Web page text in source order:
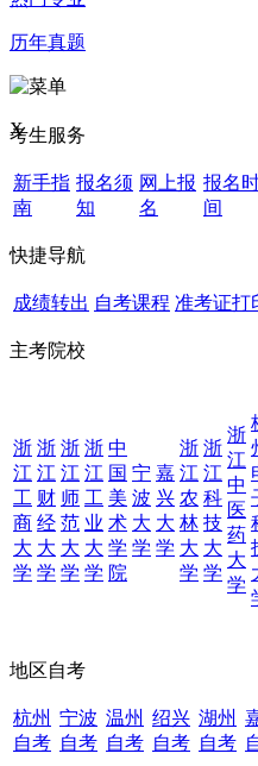
历年真题
X
考生服务
新手指
南
报名须
知
网上报
名
报名
间
快捷导航
成绩转出 自考课程 准考证打
主考院校
浙
江
工
商
大
学
浙
江
财
经
大
学
浙
江
师
范
大
学
浙
江
工
业
大
学
中
国
美
术
学
院
宁
波
大
学
嘉
兴
大
学
浙
江
农
林
大
学
浙
江
科
技
大
学
浙
江
中
医
药
大
学
地区自考
杭州
自考
宁波
自考
温州
自考
绍兴
自考
湖州
自考